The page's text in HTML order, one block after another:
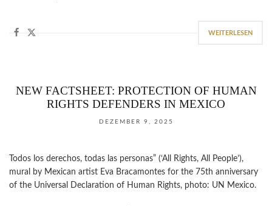
WEITERLESEN
NEW FACTSHEET: PROTECTION OF HUMAN
RIGHTS DEFENDERS IN MEXICO
DEZEMBER 9, 2025
Todos los derechos, todas las personas” (‘All Rights, All People’),
mural by Mexican artist Eva Bracamontes for the 75th anniversary
of the Universal Declaration of Human Rights, photo: UN Mexico.